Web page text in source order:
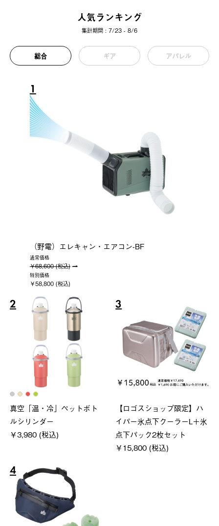
人気ランキング
集計期間 : 7/23 - 8/6
総合 ギア アパレル
1
（野電）エレキャン・エアコン-BF
通常価格
￥68,600 (税込)
特別価格
￥58,800 (税込)
2
真空「温・冷」ペットボト
ルシリンダー
￥3,980 (税込)
3
【ロゴスショップ限定】ハ
イパー氷点下クーラーL＋氷
点下パック2枚セット
￥15,800 (税込)
4